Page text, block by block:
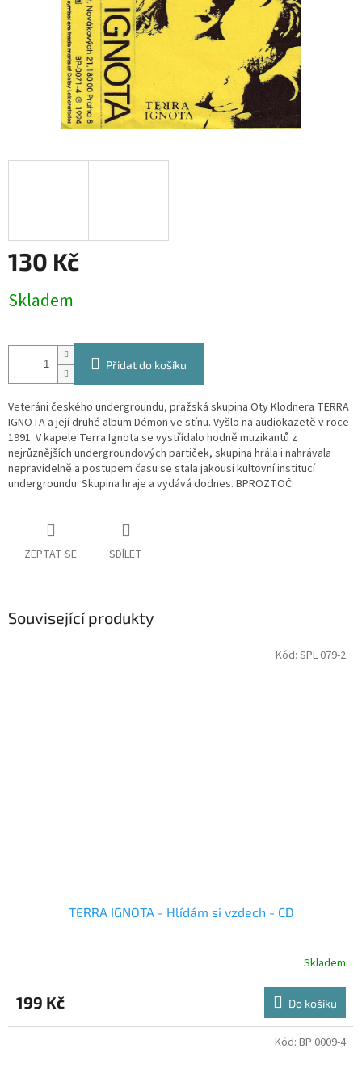
130 Kč
cena:
Skladem
Přidat do košíku
Veteráni českého undergroundu, pražská skupina Oty Klodnera TERRA
IGNOTA a její druhé album Démon ve stínu. Vyšlo na audiokazetě v roce
1991. V kapele Terra Ignota se vystřídalo hodně muzikantů z
nejrůznějších undergroundových partiček, skupina hrála i nahrávala
nepravidelně a postupem času se stala jakousi kultovní institucí
undergroundu. Skupina hraje a vydává dodnes. BPROZTOČ.
ZEPTAT SE SDÍLET
Související produkty
TERRA IGNOTA - Hlídám si vzdech - CD
Skladem
199 Kč Do košíku
Kód: SPL 079-2
Kód: BP 0009-4